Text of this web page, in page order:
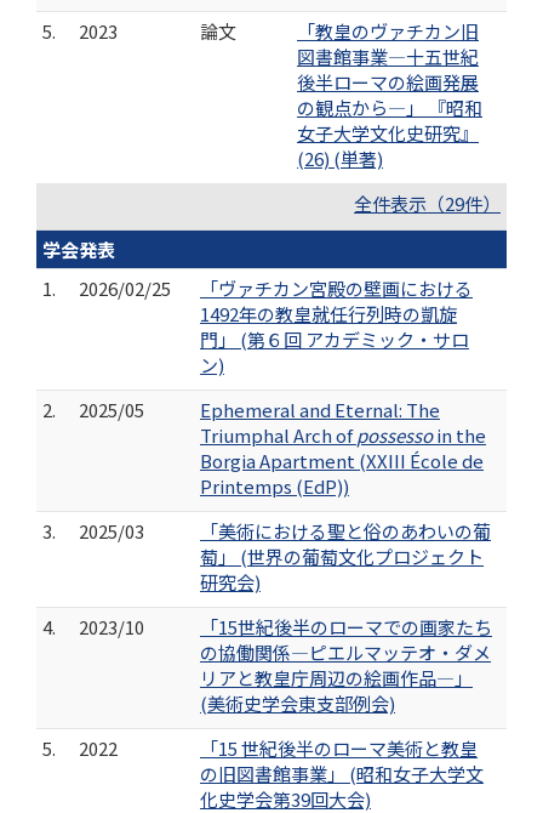
5.
2023 論文
「教皇のヴァチカン旧
図書館事業—十五世紀
後半ローマの絵画発展
の観点から—」 『昭和
女子大学文化史研究』
(26) (単著)
全件表示（29件）
学会発表
1.
2026/02/25
「ヴァチカン宮殿の壁画における
1492年の教皇就任行列時の凱旋
門」 (第６回 アカデミック・サロ
ン)
2.
2025/05
Ephemeral and Eternal: The
Triumphal Arch ofpossessoin the
Borgia Apartment (XXIII École de
Printemps (EdP))
3.
2025/03
「美術における聖と俗のあわいの葡
萄」 (世界の葡萄文化プロジェクト
研究会)
4.
2023/10
「15世紀後半のローマでの画家たち
の協働関係―ピエルマッテオ・ダメ
リアと教皇庁周辺の絵画作品―」
(美術史学会東支部例会)
5.
2022
「15 世紀後半のローマ美術と教皇
の旧図書館事業」 (昭和女子大学文
化史学会第39回大会)